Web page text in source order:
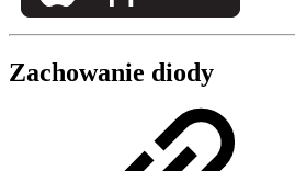
Zachowanie diody